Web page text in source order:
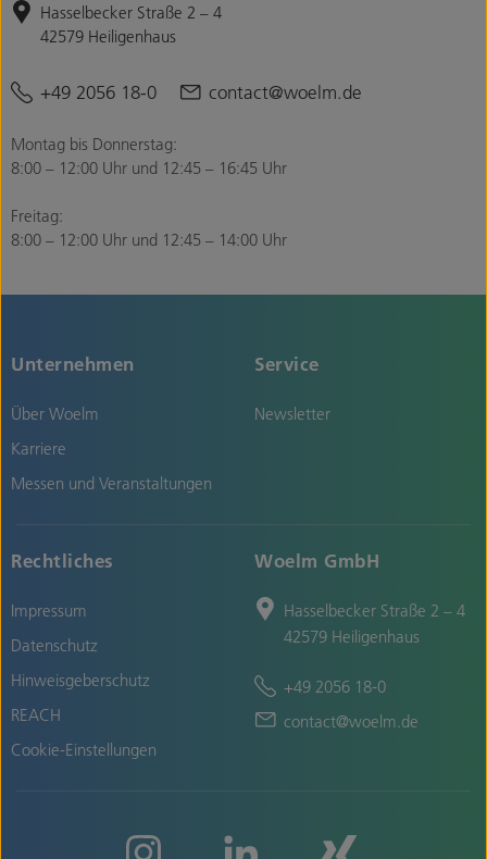
Hasselbecker Straße 2 – 4
42579 Heiligenhaus
+49 2056 18-0 contact@woelm.de
Montag bis Donnerstag:
8:00 – 12:00 Uhr und 12:45 – 16:45 Uhr
Freitag:
8:00 – 12:00 Uhr und 12:45 – 14:00 Uhr
Unternehmen
Über Woelm
Karriere
Messen und Veranstaltungen
Service
Newsletter
Rechtliches
Impressum
Datenschutz
Hinweisgeberschutz
REACH
Cookie-Einstellungen
Woelm GmbH
Hasselbecker Straße 2 – 4
42579 Heiligenhaus
+49 2056 18-0
contact@woelm.de